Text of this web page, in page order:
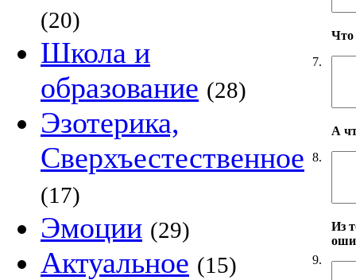
(20)
Школа и
образование (28)
Эзотерика,
Сверхъестественное
(17)
Эмоции (29)
Актуальное (15)
7.
Что
8.
А
9.
Из